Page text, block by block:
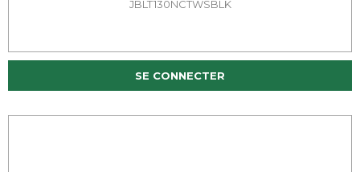
JBLT130NCTWSBLK
SE CONNECTER